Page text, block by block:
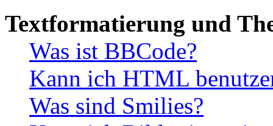
Textformatierung und
Was ist BBCode?
Kann ich HTML
Was sind Smilies?